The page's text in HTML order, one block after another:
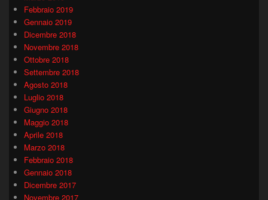
Febbraio 2019
Gennaio 2019
Dicembre 2018
Novembre 2018
Ottobre 2018
Settembre 2018
Agosto 2018
Luglio 2018
Giugno 2018
Maggio 2018
Aprile 2018
Marzo 2018
Febbraio 2018
Gennaio 2018
Dicembre 2017
Novembre 2017